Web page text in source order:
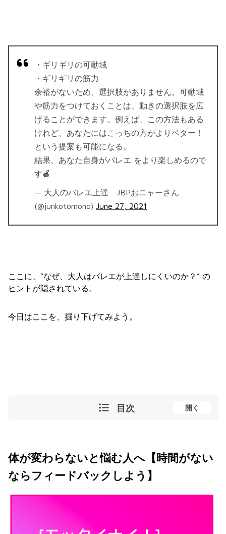
・ギリギリの可動域
・ギリギリの筋力
余裕がないため、選択肢がありません。可動域
や筋力をつけておくことは、動きの選択肢を広
げることができます。例えば、この方法もある
けれど、あなたにはこっちの方がよりベター！
という提案も可能になる。
結果、あなた自身がバレエ をより楽しめるので
す🍎
— 大人のバレエ上達 JBPおニャーさん
(@junkotomono) June 27, 2021
ここに、”なぜ、大人はバレエが上達しにくいのか？” の
ヒントが隠されている。
今日はここを、掘り下げてみよう。
目次 開く
体が変わらないと悩む人へ【時間がない
ならフィードバックしよう】